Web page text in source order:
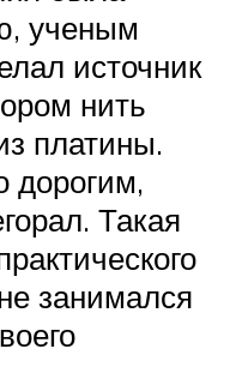
ученым
источник
нить
платины.
дорогим,
Такая
занимался